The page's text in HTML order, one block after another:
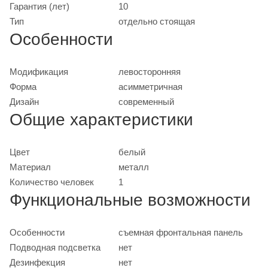
Гарантия (лет)
10
Тип
отдельно стоящая
Особенности
Модификация
левосторонняя
Форма
асимметричная
Дизайн
современный
Общие характеристики
Цвет
белый
Материал
металл
Количество человек
1
Функциональные возможности
Особенности
съемная фронтальная панель
Подводная подсветка
нет
Дезинфекция
нет